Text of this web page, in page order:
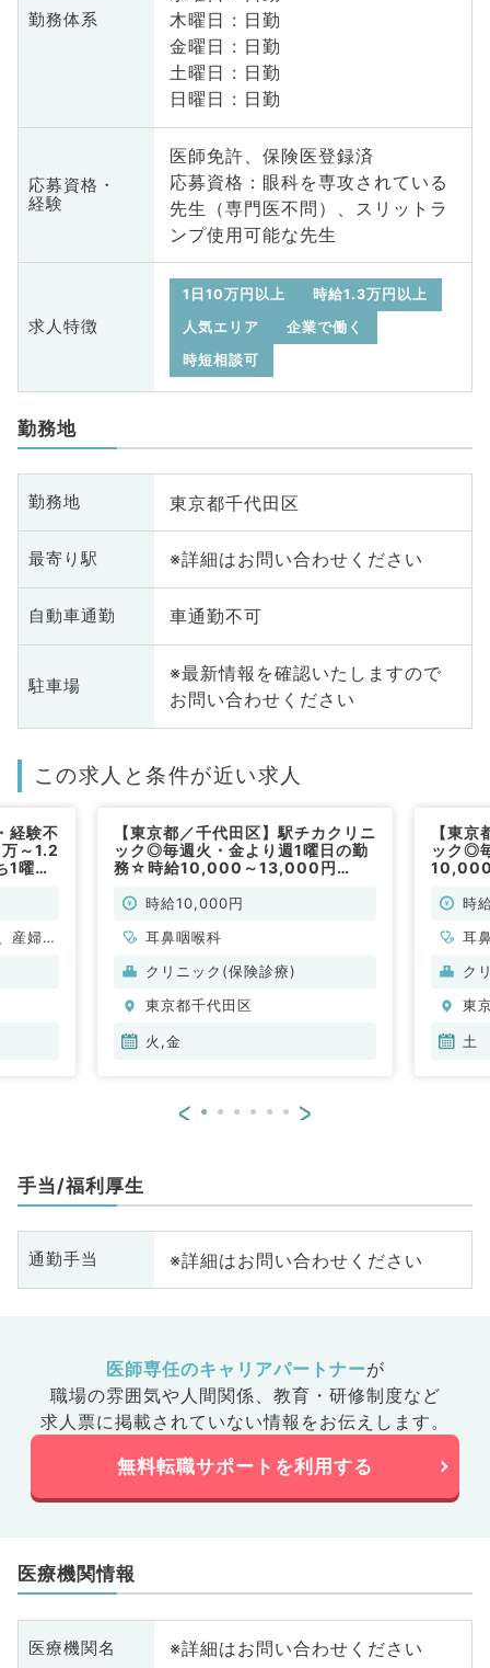
勤務体系
木曜日 : 日勤
金曜日 : 日勤
土曜日 : 日勤
日曜日 : 日勤
応募資格・
経験
医師免許、保険医登録済
応募資格：眼科を専攻されている
先生（専門医不問）、スリットラ
ンプ使用可能な先生
求人特徴
1日10万円以上
時給1.3万円以上
人気エリア
企業で働く
時短相談可
勤務地
勤務地 東京都千代田区
最寄り駅 ※詳細はお問い合わせください
自動車通勤 車通勤不可
駐車場
※最新情報を確認いたしますので
お問い合わせください
この求人と条件が近い求人
経験不
～1.2
1曜日
産婦人
【東京都／千代田区】駅チカクリニ
ック◎毎週火・金より週1曜日の勤
務☆時給10,000～13,000円
科／非常勤）
時給10,000円
耳鼻咽喉科
クリニック(保険診療)
東京都千代田区
火,金
【東
ック◎
時
耳
ク
東
土
< >
手当/福利厚生
通勤手当 ※詳細はお問い合わせください
医師専任のキャリアパートナーが
職場の雰囲気や人間関係、 教育・研修制度など
求人票に掲載されていない情報をお伝えします。
無料転職サポートを利用する
医療機関情報
医療機関名 ※詳細はお問い合わせください